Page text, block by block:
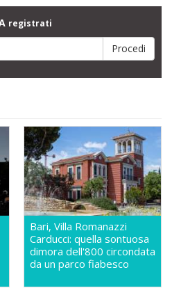
registrati
Bari, Villa Romanazzi
Carducci: quella sontuosa
dimora dell'800 circondata
da un parco fiabesco